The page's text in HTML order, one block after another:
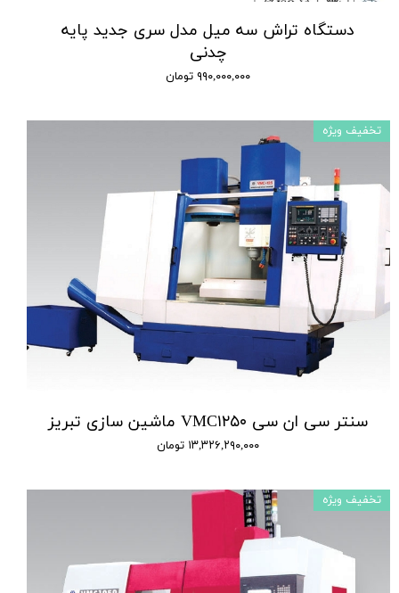
دستگاه تراش سه میل مدل سری جدید پایه
چدنی
۹۹۰,۰۰۰,۰۰۰ تومان
سنتر سی ان سی VMC۱۲۵۰ ماشین سازی تبریز
۱۳,۳۲۶,۲۹۰,۰۰۰ تومان
تخفیف ویژه
تخفیف ویژه